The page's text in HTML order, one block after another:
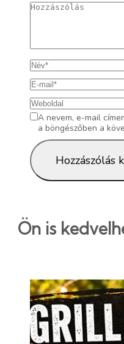
A nevem, e-mail
a böngészőben a
Ön is